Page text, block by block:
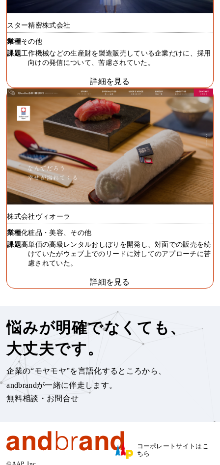
スター精密株式会社
業種その他
課題工作機械などの生産財を製造販売している企業だけに、採用
向けの発信について、苦慮されていた。
詳細を見る
株式会社ヴィオーラ
業種化粧品・美容、その他
課題高単価の高級レンタルおしぼりを開発し、対面での販売を続
けていたがウェブ上でのリードに対してのアプローチに苦
慮されていた。
詳細を見る
悩みが明確でなくても、
大丈夫です。
企業の“モヤモヤ”を言語化するところから、
andbrandが一緒に伴走します。
無料相談・お問合せ
コーポレートサイト はこ
ちら